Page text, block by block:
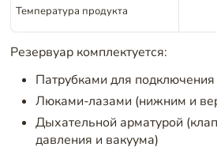
Температура продукта
Резервуар комплектуется:
Патрубками для
Люками-лазами (нижним и
Дыхательной арматурой
давления и вакуума)